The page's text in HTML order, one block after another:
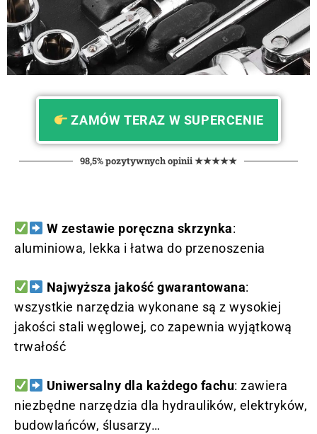
ZAMÓW TERAZ W SUPERCENIE
98,5% pozytywnych opinii ★★★★★
W zestawie poręczna skrzynka:
aluminiowa, lekka i łatwa do przenoszenia
Najwyższa jakość gwarantowana:
wszystkie narzędzia wykonane są z wysokiej
jakości stali węglowej, co zapewnia wyjątkową
trwałość
Uniwersalny dla każdego fachu: zawiera
niezbędne narzędzia dla hydraulików, elektryków,
budowlańców, ślusarzy…